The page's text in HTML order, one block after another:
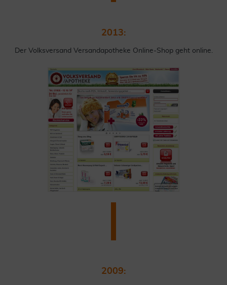
2013:
Der Volksversand Versandapotheke Online-Shop geht online.
2009: